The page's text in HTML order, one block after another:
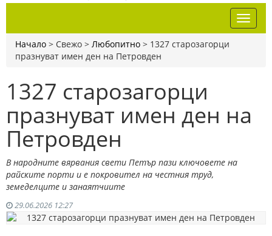
Начало > Свежо > Любопитно > 1327 старозагорци
празнуват имен ден на Петровден
1327 старозагорци
празнуват имен ден на
Петровден
В народните вярвания свети Петър пази ключовете на
райските порти и е покровител на честния труд,
земеделците и занаятчиите
29.06.2026 12:27